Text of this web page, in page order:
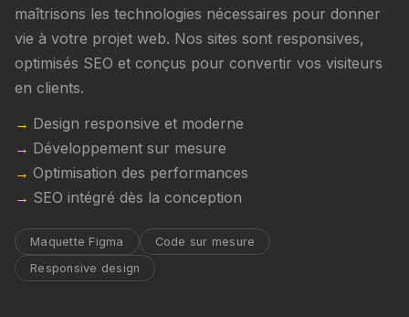
maîtrisons les technologies nécessaires pour donner
vie à votre projet web. Nos sites sont responsives,
optimisés SEO et conçus pour convertir vos visiteurs
en clients.
Design responsive et moderne
Développement sur mesure
Optimisation des performances
SEO intégré dès la conception
Maquette Figma
Code sur mesure
Responsive design